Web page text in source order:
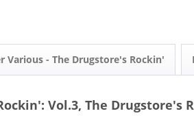
Various - The Drugstore's Rockin'
Vol.3, The Drugstore's